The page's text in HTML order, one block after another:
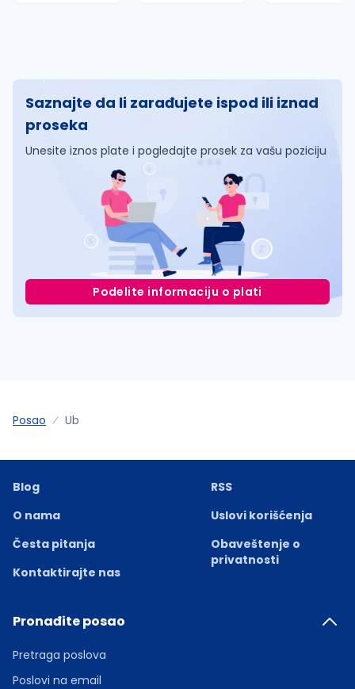
Saznajte da li zarađujete ispod ili iznad
proseka
Unesite iznos plate i pogledajte prosek za vašu poziciju
Podelite informaciju o plati
Posao Ub
Blog
O nama
Česta pitanja
Kontaktirajte nas
RSS
Uslovi korišćenja
Obaveštenje o
privatnosti
Pronađite posao
Pretraga poslova
Poslovi na email